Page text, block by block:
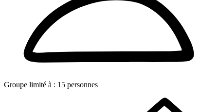
Groupe limité à : 15 personnes